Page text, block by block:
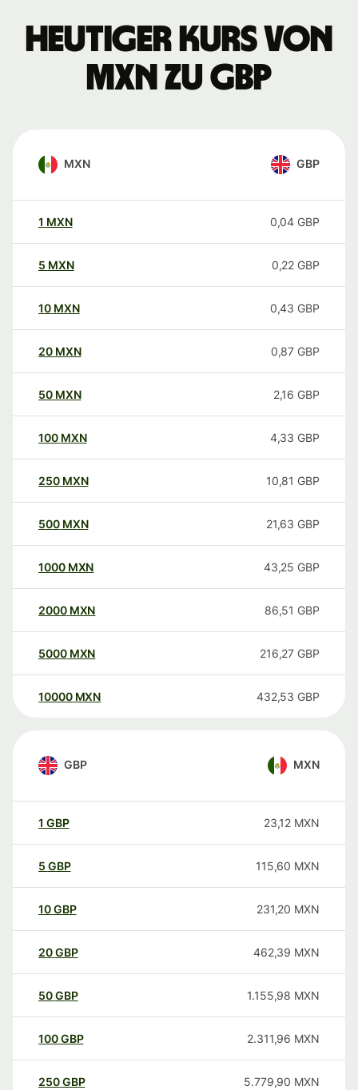
Heutiger Kurs von
MXN zu GBP
MXN GBP
1 MXN 0,04 GBP
5 MXN 0,22 GBP
10 MXN 0,43 GBP
20 MXN 0,87 GBP
50 MXN 2,16 GBP
100 MXN 4,33 GBP
250 MXN 10,81 GBP
500 MXN 21,63 GBP
1000 MXN 43,25 GBP
2000 MXN 86,51 GBP
5000 MXN 216,27 GBP
10000 MXN 432,53 GBP
GBP MXN
1 GBP 23,12 MXN
5 GBP 115,60 MXN
10GBP 231,20 MXN
20GBP 462,39 MXN
50GBP 1.155,98 MXN
100GBP 2.311,96 MXN
250GBP 5.779,90 MXN